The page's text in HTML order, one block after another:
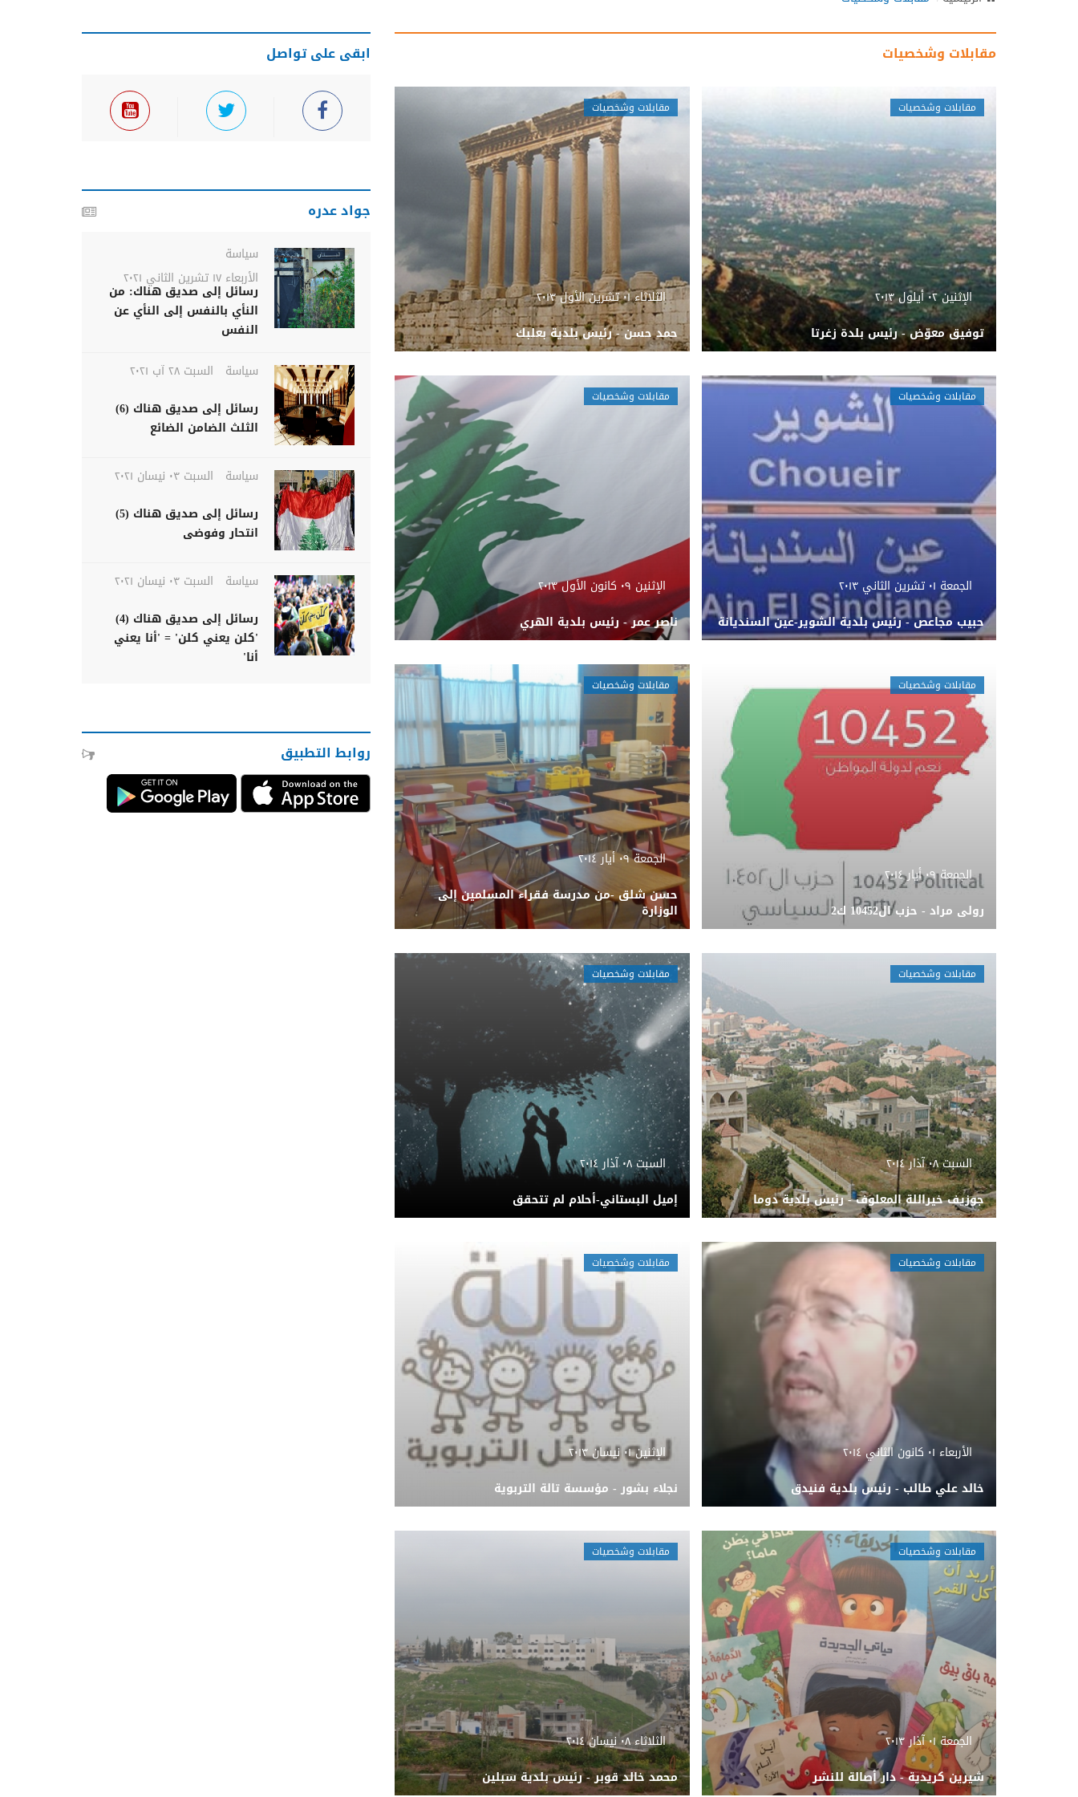
مقابلات وشخصيات
مقابلات وشخصيات
الإثنين ٠٢ أيلول ٢٠١٣
توفيق معوّض - رئيس بلدة زغرتا
مقابلات وشخصيات
الثلاثاء ٠١ تشرين الأول ٢٠١٣
حمد حسن - رئيس بلدية بعلبك
مقابلات وشخصيات
الجمعة ٠١ تشرين الثاني ٢٠١٣
حبيب مجاعص - رئيس بلدية الشوير-عين السنديانة
مقابلات وشخصيات
الإثنين ٠٩ كانون الأول ٢٠١٣
ناصر عمر - رئيس بلدية الهري
مقابلات وشخصيات
الجمعة ٠٩ أيار ٢٠١٤
رولى مراد - حزب ال10452 ك2
مقابلات وشخصيات
الجمعة ٠٩ أيار ٢٠١٤
حسن شلق -من مدرسة فقراء المسلمين إلى
الوزارة
مقابلات وشخصيات
السبت ٠٨ آذار ٢٠١٤
جوزيف خيراللة المعلوف - رئيس بلدية دوما
مقابلات وشخصيات
السبت ٠٨ آذار ٢٠١٤
إميل البستاني-أحلام لم تتحقق
مقابلات وشخصيات
الأربعاء ٠١ كانون الثاني ٢٠١٤
خالد علي طالب - رئيس بلدية فنيدق
مقابلات وشخصيات
الإثنين ٠١ نيسان ٢٠١٣
نجلاء بشور - مؤسسة تالة التربوية
مقابلات وشخصيات
الجمعة ٠١ آذار ٢٠١٣
شيرين كريدية - دار أصالة للنشر
مقابلات وشخصيات
الثلاثاء ٠٨ نيسان ٢٠١٤
محمد خالد قوبر - رئيس بلدية سبلين
ابقى على تواصل
جواد عدره
سياسة
الأربعاء ١٧ تشرين الثاني ٢٠٢١
رسائل إلى صديق هناك: من
النأي بالنفس إلى النأي عن
النفس
سياسة
السبت ٢٨ آب ٢٠٢١
رسائل إلى صديق هناك (6)
الثلث الضامن الضائع
سياسة
السبت ٠٣ نيسان ٢٠٢١
رسائل إلى صديق هناك (5)
انتحار وفوضى
سياسة
السبت ٠٣ نيسان ٢٠٢١
رسائل إلى صديق هناك (4)
'كلن يعني كلن' = 'أنا يعني
أنا'
روابط التطبيق